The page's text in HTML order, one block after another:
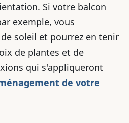
Si votre balcon
exemple, vous
soleil et pourrez en tenir
de plantes et de
qui s'appliqueront
de votre